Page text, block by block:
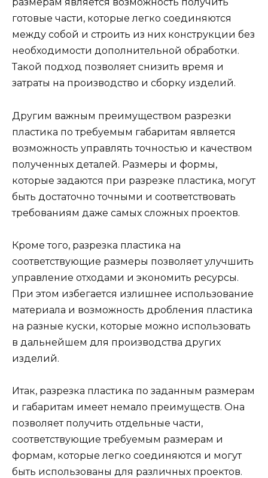
размерам является возможность получить
готовые части, которые легко соединяются
между собой и строить из них конструкции без
необходимости дополнительной обработки.
Такой подход позволяет снизить время и
затраты на производство и сборку изделий.
Другим важным преимуществом разрезки
пластика по требуемым габаритам является
возможность управлять точностью и качеством
полученных деталей. Размеры и формы,
которые задаются при разрезке пластика, могут
быть достаточно точными и соответствовать
требованиям даже самых сложных проектов.
Кроме того, разрезка пластика на
соответствующие размеры позволяет улучшить
управление отходами и экономить ресурсы.
При этом избегается излишнее использование
материала и возможность дробления пластика
на разные куски, которые можно использовать
в дальнейшем для производства других
изделий.
Итак, разрезка пластика по заданным размерам
и габаритам имеет немало преимуществ. Она
позволяет получить отдельные части,
соответствующие требуемым размерам и
формам, которые легко соединяются и могут
быть использованы для различных проектов.